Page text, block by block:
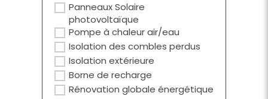
Panneaux Solaire
photovoltaïque
Pompe à chaleur air/eau
Isolation des combles perdus
Isolation extérieure
Borne de recharge
Rénovation globale énergétique